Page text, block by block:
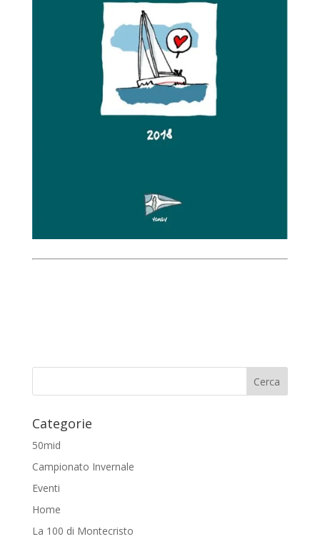
Categorie
50mid
Campionato Invernale
Eventi
Home
La 100 di Montecristo